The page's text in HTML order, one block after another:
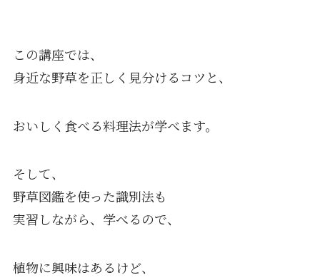
この講座では、
身近な野草を正しく見分けるコツと、
おいしく食べる料理法が学べます。
そして、
野草図鑑を使った識別法も
実習しながら、学べるので、
植物に興味はあるけど、